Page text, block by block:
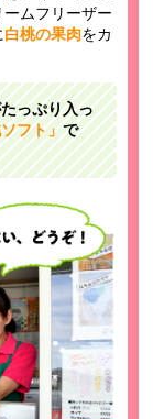
ムフリーザー
白桃の果肉をカ
っぷり入っ
フト」で